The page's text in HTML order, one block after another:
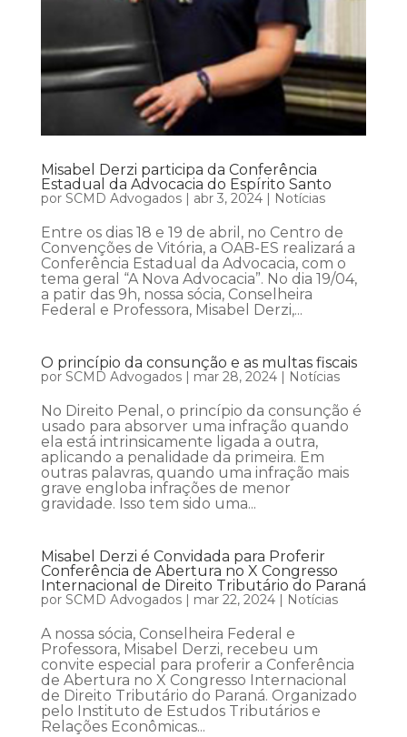
Misabel Derzi participa da Conferência
Estadual da Advocacia do Espírito Santo
por SCMD Advogados| abr 3, 2024| Notícias
Entre os dias 18 e 19 de abril, no Centro de
Convenções de Vitória, a OAB-ES realizará a
Conferência Estadual da Advocacia, com o
tema geral “A Nova Advocacia”. No dia 19/04,
a patir das 9h, nossa sócia, Conselheira
Federal e Professora, Misabel Derzi,...
O princípio da consunção e as multas fiscais
por SCMD Advogados| mar 28, 2024| Notícias
No Direito Penal, o princípio da consunção é
usado para absorver uma infração quando
ela está intrinsicamente ligada a outra,
aplicando a penalidade da primeira. Em
outras palavras, quando uma infração mais
grave engloba infrações de menor
gravidade. Isso tem sido uma...
Misabel Derzi é Convidada para Proferir
Conferência de Abertura no X Congresso
Internacional de Direito Tributário do Paraná
por SCMD Advogados| mar 22, 2024| Notícias
A nossa sócia, Conselheira Federal e
Professora, Misabel Derzi, recebeu um
convite especial para proferir a Conferência
de Abertura no X Congresso Internacional
de Direito Tributário do Paraná. Organizado
pelo Instituto de Estudos Tributários e
Relações Econômicas...